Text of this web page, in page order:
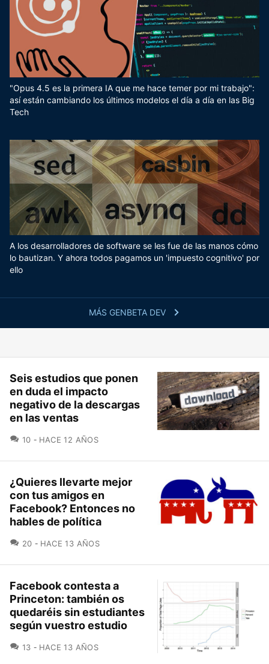
MÁS GENBETA DEV
"Opus 4.5 es la primera IA que me hace temer por mi trabajo":
así están cambiando los últimos modelos el día a día en las Big
Tech
A los desarrolladores de software se les fue de las manos cómo
lo bautizan. Y ahora todos pagamos un 'impuesto cognitivo' por
ello
Seis estudios que ponen
en duda el impacto
negativo de la descargas
en las ventas
10 COMENTARIOS
HACE 12 AÑOS
¿Quieres llevarte mejor
con tus amigos en
Facebook? Entonces no
hables de política
20 COMENTARIOS
HACE 13 AÑOS
Facebook contesta a
Princeton: también os
quedaréis sin estudiantes
según vuestro estudio
13 COMENTARIOS
HACE 13 AÑOS